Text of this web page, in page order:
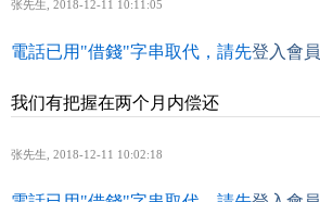
张先生 2018-12-11 10:11:05
電話已用"借錢"字串取代，請先登入會員
我们有把握在两个月内偿还
张先生 2018-12-11 10:02:18